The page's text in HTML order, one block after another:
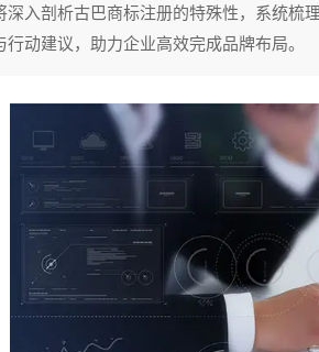
深入剖析古巴商标注册的特殊性，系统梳
动建议，助力企业高效完成品牌布局。